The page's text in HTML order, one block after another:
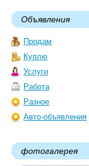
Объявления
Продам
Куплю
Услуги
Работа
Разное
Авто-объявления
фотогалерея